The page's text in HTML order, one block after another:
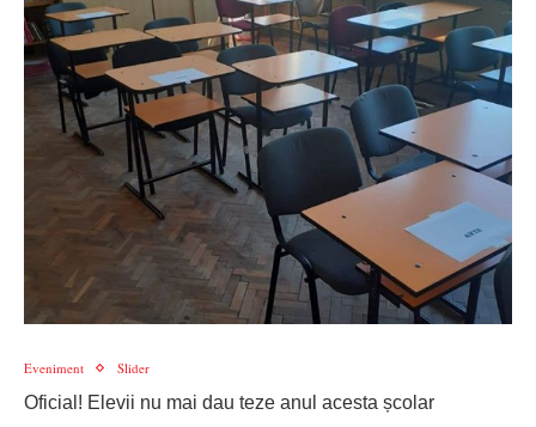
Eveniment Slider
Oficial! Elevii nu mai dau teze anul acesta școlar